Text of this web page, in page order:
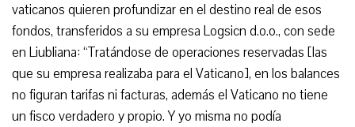
vaticanos quieren profundizar en el destino real de esos
fondos, transferidos a su empresa Logsicn d.o.o., con sede
en Liubliana: “Tratándose de operaciones reservadas [las
que su empresa realizaba para el Vaticano], en los balances
no figuran tarifas ni facturas, además el Vaticano no tiene
un fisco verdadero y propio. Y yo misma no podía